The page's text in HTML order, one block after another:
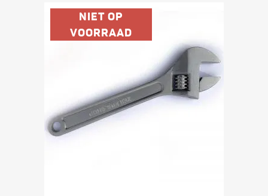
NIET OP
VOORRAAD